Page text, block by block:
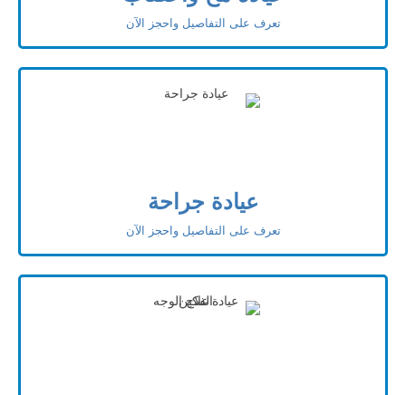
تعرف على التفاصيل واحجز الآن
عيادة جراحة
تعرف على التفاصيل واحجز الآن